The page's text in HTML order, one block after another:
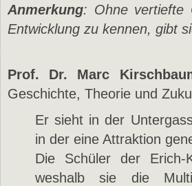
Anmerkung: Ohne vertiefte
Entwicklung zu kennen, gibt
Prof. Dr. Marc
Geschichte, Theorie und
Er sieht in der
in der eine Attraktion
Die Schüler der Erich-
weshalb sie die